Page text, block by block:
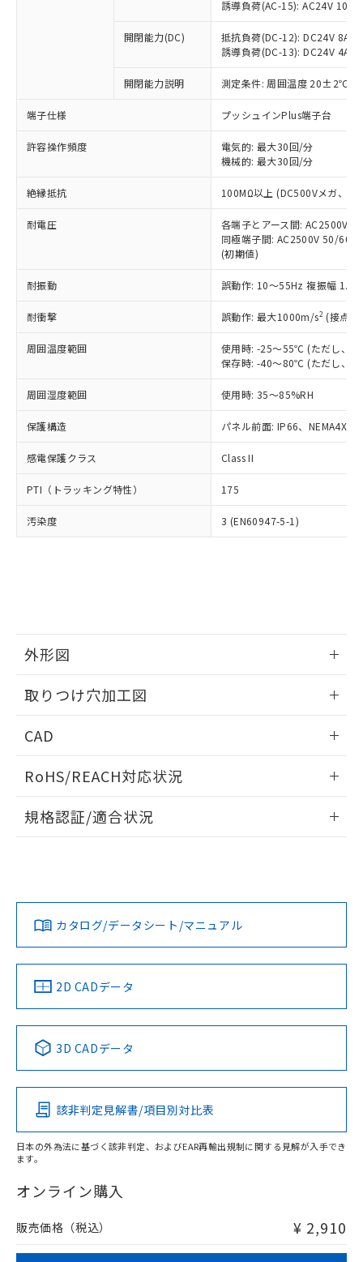
誘導負荷(AC-15): AC24V
開閉能力(DC)
抵抗負荷(DC-12): DC24V 8A/
誘導負荷(DC-13): DC24V 4A/
開閉能力説明 測定条件: 周囲温度 20±2℃、
端子仕様 プッシュインPlus端子台
許容操作頻度
電気的: 最大30回/分
機械的: 最大30回/分
絶縁抵抗 100MΩ以上 (DC500Vメガ、点
耐電圧
各端子とアース間: AC2500V
同極端子間: AC2500V 50/
(初期値)
耐振動 誤動作: 10～55Hz 複振幅
耐衝撃 誤動作: 最大1000m/s2 (接点
周囲温度範囲
使用時: -25～55℃ (ただし、氷
保存時: -40～80℃ (ただし、氷
周囲湿度範囲 使用時: 35～85%RH
保護構造 パネル前面: IP66、NEMA4X,
感電保護クラス Class II
PTI（トラッキング特性） 175
汚染度 3 (EN60947-5-1)
外形図
取りつけ穴加工図
CAD
ドすることができます。
ログイン/会員登録
ダウンロードデータをご利用いただく前に、以下を必ずお読
みください。
ソフトウェアの使用条件
RoHS/REACH対応状況
EU RoHS 注意事項・凡例
対応済み
中国 RoHS 注意事項・凡例
Pb Hg Cd Cr(VI)
O
在庫等で未対応品が混在する可能性があります。
問い合わせください。
規格認証/適合状況
カタログ/データシート/マニュアル
2D CADデータ
3D CADデータ
該非判定見解書/項目別対比表
日本の外為法に基づく該非判定、およびEAR再輸出規制に関する見解が入手でき
ます。
オンライン購入
販売価格（税込） ¥ 2,910
本サービスの対象外となる商品もある
在庫状況および標準価格照会結果は、
記載している更新日時点での社内デー
タに基づき作成されるものであり、閲
覧された時点での実際の在庫および標
準価格とは異なる場合があることをご
正式な納期状況および標準価格はお客
様のお取引先、またはお客様担当のオ
ムロン制御機器販売店・当社販売員に
販売ネットワーク
」をご確認
在庫状況および標準価格結果を当社の
事前の承諾なく第三者に漏洩または開
示しないようお願いします。
マイパーツ機能（部品リスト作成サー
ビス）をご利用いただくには、I-Web
メンバーズにご登録されている必要が
登録された部品リストについて、当社
および当社の共同利用者が、当社の製
品・サービスに関するお客様との取
引・商談に必要な範囲で利用すること
※当社の共同利用者とは、"個人情報
の「1.共同利
用者の範囲」に記載されている法人を
指します。
いたものが、含有品と判明した場合などや
むを得ず変更することがあります。
鉛(Pb) 1000ppm以下、 水銀(Hg) 1000ppm以下、 カド
類(PBB) 1000ppm以下、ポリ臭化ジフェニルエーテル類
(PBDE) 1000ppm以下、フタル酸ビス(2-エチルヘキシ
ル) (DEHP)(別名：DOP) 1000ppm以下、フタル酸ブチ
ルベンジル（BBP） 1000ppm以下、フタル酸ジブチル
（DBP） 1000ppm以下、フタル酸ジイソブチル
但し、RoHS指令で産業用監視および制御機器に対する
図的な使用がないことを確認しています。
部品在庫の切り替え状況などにより、予定
月が前後することがあります。
※3 非含有証明書ダウンロード
下記の非含有証明書をダウンロードするこ
EU RoHS指令（10物質）の非含有証明書
51物質の非含有証明書（当社基準）
※本証明書は発行日時点で非含有を証明す
るもので、過去に遡って非含有を証明する
既に当社にて対応品への在庫切替を完了
していることから、特段のことがない限
基準値を超えていることを示します。
「－」：未確認です。当社販売部門へお問
*中国RoHS10物質の基準値 (GB/T26572)：
Pb(鉛) :1000ppm、 Hg(水銀) : 1000ppm、 Cd(カドミウ
ム) : 100ppm、
Cr(Ⅵ)(六価クロム) : 1000ppm、 PBBs(ポリ臭化ビフェ
ニル類) : 1000ppm、 PBDEs(ポリ臭化ジフェニルエーテ
ル類) : 1000ppm、
DBP(フタル酸ジブチル) : 1000ppm、 DIBP(フタル酸ジ
イソブチル) : 1000ppm、 BBP(フタル酸ブチルベンジ
DEHP(フタル酸ビス(2-エチルヘキシル)) : 1000ppm
準値以下であることを示します。
「10」：通常の使用状況下において有害物
質が外部に漏えいし、環境に深刻な影響を
及ぼさない年数を意味します。
「－」：未確認です。当社販売部門へお問
当社は、これら貴社製品のうち、外国
為替および外国貿易法に定める商品
（以下｢規制貨物等」という）を輸出
国政府の輸出許可(または役務取引許
可)を取得するなどの必要な手続きを
当社は規制貨物を破棄する場合は、完
全に破砕するなど、違法に輸出されな
いよう必要な手段を講じます。
当社は貴社製品を、核兵器、ミサイ
ル、化学兵器、生物兵器またはその他
武器並びにこれらの製造装置等に一切
当社は、貴社製品を第三者に販売する
場合は、上記1、2および3の内容を当
該第三者に通知します。また当社は、
販売先および販売に係わる関係者が違
法に輸出するおそれがある場合は、取
り引きをいたしません。
説明
一定数以上の在庫あり
一定数には満たないが在庫あり
在庫なし(最新の在庫状況につ
いては、お客様のお取引先、ま
たはお客様担当のオムロン制御
機器販売店・当社販売員にご確
受注生産機種、また在庫状況の
情報を公開していない機種